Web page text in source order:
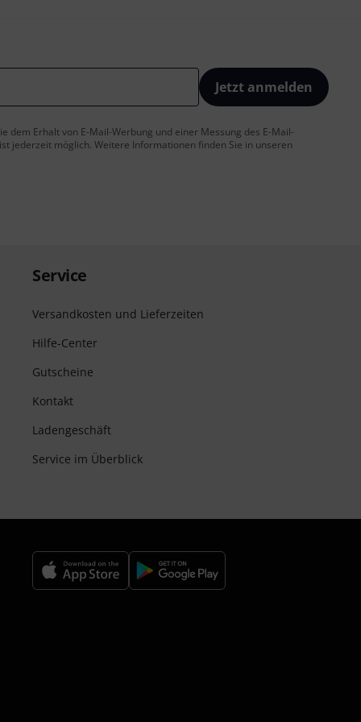
Jetzt anmelden
dem Erhalt von E-Mail-Werbung und einer Messung des E-Mail-
jederzeit möglich. Weitere Informationen finden Sie in unseren
Service
Versandkosten und Lieferzeiten
Hilfe-Center
Gutscheine
Kontakt
Ladengeschäft
Service im Überblick